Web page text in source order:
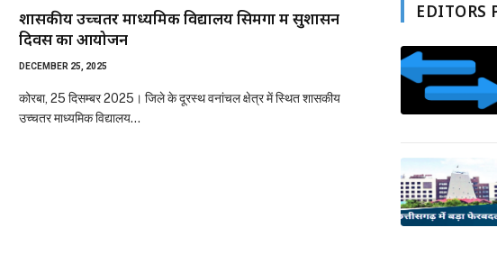
शासकीय उच्चतर माध्यमिक विद्यालय सिमगा में सुशासन
दिवस का आयोजन
DECEMBER 25, 2025
कोरबा, 25 दिसम्बर 2025। जिले के दूरस्थ वनांचल क्षेत्र में स्थित शासकीय
उच्चतर माध्यमिक विद्यालय…
EDITORS